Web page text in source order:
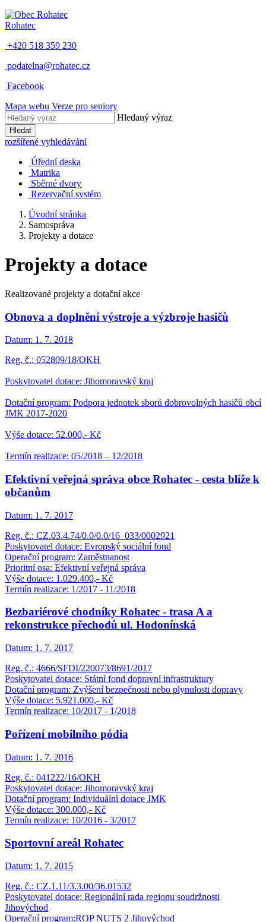
Rohatec
+420 518 359 230
podatelna@rohatec.cz
Facebook
Mapa webu Verze pro seniory
Hledaný výraz
Hledat
rozšířené vyhledávání
Úřední deska
Matrika
Sběrné dvory
Rezervační systém
Úvodní stránka
Samospráva
Projekty a dotace
Projekty a dotace
Realizované projekty a dotační akce
Obnova a doplnění výstroje a výzbroje hasičů
Datum: 1. 7. 2018
Reg. č.: 052809/18/OKH
Poskytovatel dotace: Jihomoravský kraj
Dotační program: Podpora jednotek sborů dobrovolných hasičů obcí
JMK 2017-2020
Výše dotace: 52.000,- Kč
Termín realizace: 05/2018 – 12/2018
Efektivní veřejná správa obce Rohatec - cesta blíže k
občanům
Datum: 1. 7. 2017
Reg. č.: CZ.03.4.74/0.0/0.0/16_033/0002921
Poskytovatel dotace: Evropský sociální fond
Operační program: Zaměstnanost
Prioritní osa: Efektivní veřejná správa
Výše dotace: 1.029.400,- Kč
Termín realizace: 1/2017 - 11/2018
Bezbariérové chodníky Rohatec - trasa A a
rekonstrukce přechodů ul. Hodonínská
Datum: 1. 7. 2017
Reg. č.: 4666/SFDI/220073/8691/2017
Poskytovatel dotace: Státní fond dopravní infrastruktury
Dotační program: Zvýšení bezpečnosti nebo plynulosti dopravy
Výše dotace: 5.921.000,- Kč
Termín realizace: 10/2017 - 1/2018
Pořízení mobilního pódia
Datum: 1. 7. 2016
Reg. č.: 041222/16/OKH
Poskytovatel dotace: Jihomoravský kraj
Dotační program: Individuální dotace JMK
Výše dotace: 300.000,- Kč
Termín realizace: 10/2016 - 3/2017
Sportovní areál Rohatec
Datum: 1. 7. 2015
Reg. č.: CZ.1.11/3.3.00/36.01532
Poskytovatel dotace: Regionální rada regionu soudržnosti
Jihovýchod
Operační program:ROP NUTS 2 Jihovýchod